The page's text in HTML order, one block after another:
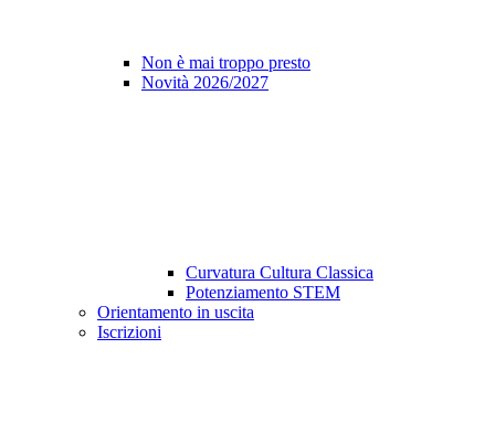
Non è mai troppo presto
Novità 2026/2027
Curvatura Cultura Classica
Potenziamento STEM
Orientamento in uscita
Iscrizioni